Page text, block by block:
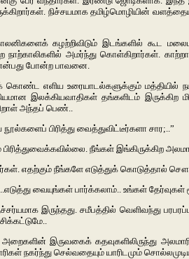
நிச்சயமாக தமிழ்மொழியின்
கழற்றிவிடும் இடங்களில் கூட
நாற்காலிகளில் அமர்ந்து கொள்கிறார்கள்.
போன்ற பாவனை.
கொண்ட எளிய உரையாடல்களுக்கும் மத்தியில்
இலக்கியவாதிகள் தங்களிடம்
அந்தப் பெண்..
பிரித்து வைத்துவிட்டீர்களா சார;..”
பிரித்துவைக்கவில்லை. நீங்கள் இங்கிருக்கிற
எதற்கும் நீங்களே எடுத்துக் கொடுத்தால்
வையுங்கள் பார்க்கலாம்.. உங்கள்
இருந்தது. சமீபத்தில் வெளிவந்து
அறைகளின் இருவகைக் கதவுகளிலிருந்து
நகர்ந்து செல்வதையும் யாரிடமும்